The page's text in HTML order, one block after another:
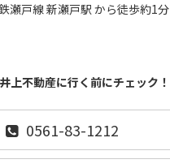
瀬戸線 新瀬戸駅 から徒歩約1分
上不動産に行く前にチェック！
0561-83-1212